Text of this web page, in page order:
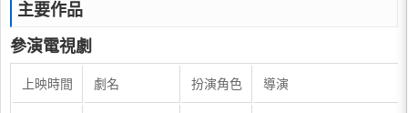
主要作品
參演電視劇
上映時間 劇名 扮演角色 導演